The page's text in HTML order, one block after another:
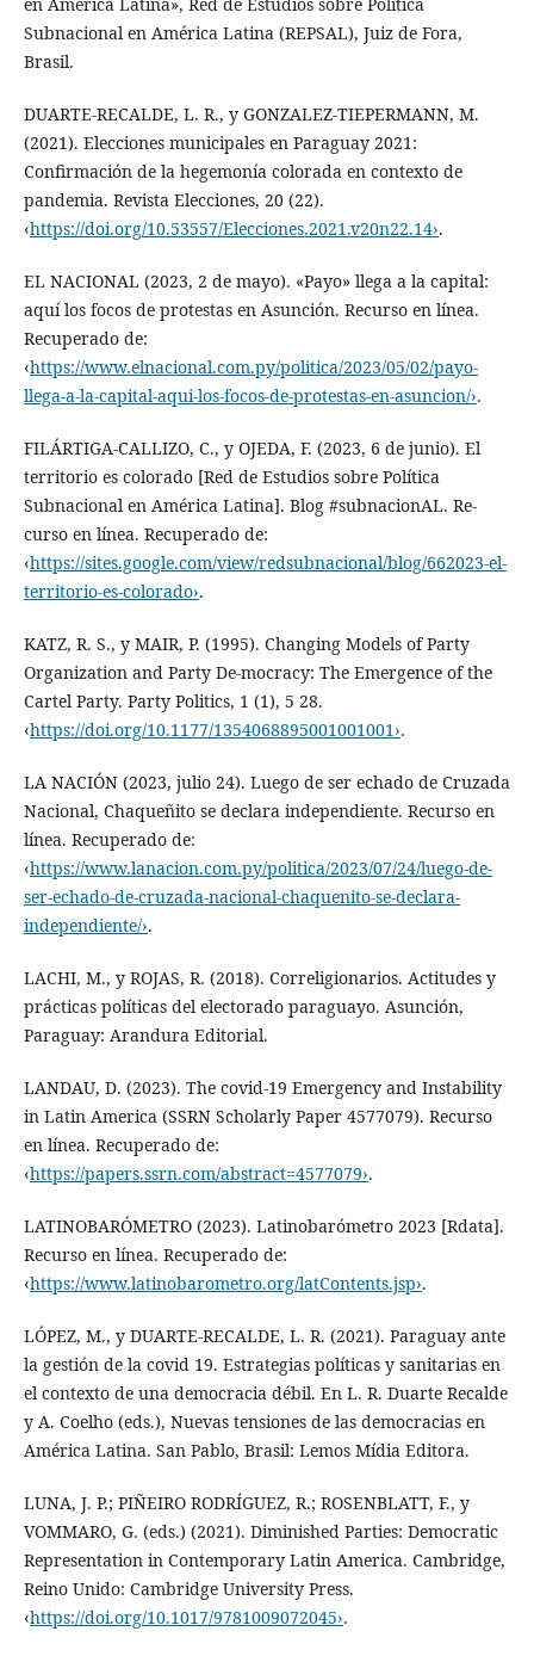
Subnacional en América Latina (REPSAL), Juiz de Fora,
Brasil.
DUARTE-RECALDE, L. R., y GONZALEZ-TIEPERMANN, M.
(2021). Elecciones municipales en Paraguay 2021:
Confirmación de la hegemonía colorada en contexto de
pandemia. Revista Elecciones, 20 (22).
‹https://doi.org/10.53557/Elecciones.2021.v20n22.14›.
EL NACIONAL (2023, 2 de mayo). «Payo» llega a la capital:
aquí los focos de protestas en Asunción. Recurso en línea.
Recuperado de:
‹https://www.elnacional.com.py/politica/2023/05/02/payo-
llega-a-la-capital-aqui-los-focos-de-protestas-en-asuncion/›.
FILÁRTIGA-CALLIZO, C., y OJEDA, F. (2023, 6 de junio). El
territorio es colorado [Red de Estudios sobre Política
Subnacional en América Latina]. Blog #subnacionAL. Re-
curso en línea. Recuperado de:
‹https://sites.google.com/view/redsubnacional/blog/662023-el-
territorio-es-colorado›.
KATZ, R. S., y MAIR, P. (1995). Changing Models of Party
Organization and Party De-mocracy: The Emergence of the
Cartel Party. Party Politics, 1 (1), 5 28.
‹https://doi.org/10.1177/1354068895001001001›.
LA NACIÓN (2023, julio 24). Luego de ser echado de Cruzada
Nacional, Chaqueñito se declara independiente. Recurso en
línea. Recuperado de:
‹https://www.lanacion.com.py/politica/2023/07/24/luego-de-
ser-echado-de-cruzada-nacional-chaquenito-se-declara-
independiente/›.
LACHI, M., y ROJAS, R. (2018). Correligionarios. Actitudes y
prácticas políticas del electorado paraguayo. Asunción,
Paraguay: Arandura Editorial.
LANDAU, D. (2023). The covid-19 Emergency and Instability
in Latin America (SSRN Scholarly Paper 4577079). Recurso
en línea. Recuperado de:
‹https://papers.ssrn.com/abstract=4577079›.
LATINOBARÓMETRO (2023). Latinobarómetro 2023 [Rdata].
Recurso en línea. Recuperado de:
‹https://www.latinobarometro.org/latContents.jsp›.
LÓPEZ, M., y DUARTE-RECALDE, L. R. (2021). Paraguay ante
la gestión de la covid 19. Estrategias políticas y sanitarias en
el contexto de una democracia débil. En L. R. Duarte Recalde
y A. Coelho (eds.), Nuevas tensiones de las democracias en
América Latina. San Pablo, Brasil: Lemos Mídia Editora.
LUNA, J. P.; PIÑEIRO RODRÍGUEZ, R.; ROSENBLATT, F., y
VOMMARO, G. (eds.) (2021). Diminished Parties: Democratic
Representation in Contemporary Latin America. Cambridge,
Reino Unido: Cambridge University Press.
‹https://doi.org/10.1017/9781009072045›.